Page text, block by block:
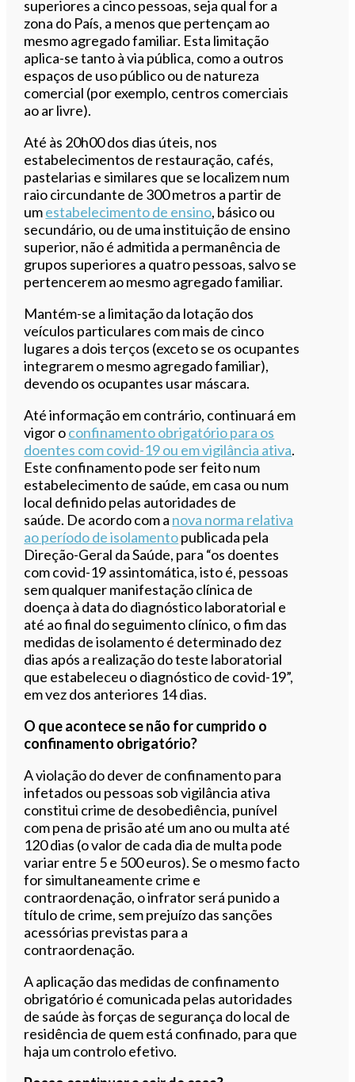
superiores a cinco pessoas, seja qual for a
zona do País, a menos que pertençam ao
mesmo agregado familiar. Esta limitação
aplica-se tanto à via pública, como a outros
espaços de uso público ou de natureza
comercial (por exemplo, centros comerciais
ao ar livre).
Até às 20h00 dos dias úteis, nos
estabelecimentos de restauração, cafés,
pastelarias e similares que se localizem num
raio circundante de 300 metros a partir de
umestabelecimento de ensino, básico ou
secundário, ou de uma instituição de ensino
superior, não é admitida a permanência de
grupos superiores a quatro pessoas, salvo se
pertencerem ao mesmo agregado familiar.
Mantém-se a limitação da lotação dos
veículos particulares com mais de cinco
lugares a dois terços (exceto se os ocupantes
integrarem o mesmo agregado familiar),
devendo os ocupantes usar máscara.
Até informação em contrário, continuará em
vigor oconfinamento obrigatório para os
doentes com covid-19 ou em vigilância ativa.
Este confinamento pode ser feito num
estabelecimento de saúde, em casa ou num
local definido pelas autoridades de
saúde. De acordo com a nova norma relativa
ao período de isolamentopublicada pela
Direção-Geral da Saúde, para “os doentes
com covid-19 assintomática, isto é, pessoas
sem qualquer manifestação clínica de
doença à data do diagnóstico laboratorial e
até ao final do seguimento clínico, o fim das
medidas de isolamento é determinado dez
dias após a realização do teste laboratorial
que estabeleceu o diagnóstico de covid-19”,
em vez dos anteriores 14 dias.
O que acontece se não for cumprido o
confinamento obrigatório?
A violação do dever de confinamento para
infetados ou pessoas sob vigilância ativa
constitui crime de desobediência, punível
com pena de prisão até um ano ou multa até
120 dias (o valor de cada dia de multa pode
variar entre 5 e 500 euros). Se o mesmo facto
for simultaneamente crime e
contraordenação, o infrator será punido a
título de crime, sem prejuízo das sanções
acessórias previstas para a
contraordenação.
A aplicação das medidas de confinamento
obrigatório é comunicada pelas autoridades
de saúde às forças de segurança do local de
residência de quem está confinado, para que
haja um controlo efetivo.